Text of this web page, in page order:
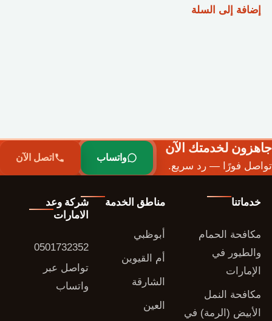
هو:
هو:
إضافة إلى السلة
جاهزون لخدمتك الآن
تواصل فورًا — رد سريع.
واتساب اتصل الآن
خدماتنا
مكافحة الحمام
والطيور في
الإمارات
مكافحة النمل
الأبيض (الرمة) في
مناطق الخدمة
أبوظبي
أم القيوين
الشارقة
العين
شركة وعد
الامارات
0501732352
تواصل عبر
واتساب